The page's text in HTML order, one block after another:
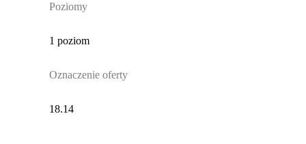
Poziomy
1 poziom
Oznaczenie oferty
18.14